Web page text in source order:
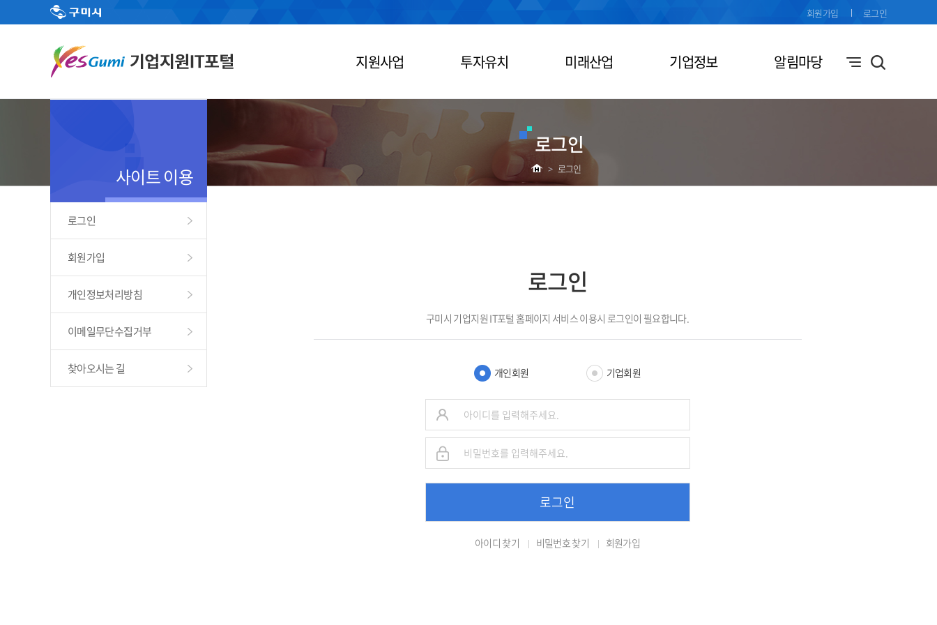
지원사업 투자유치 미래산업 기업정보 알림마당
회원가입 로그인
로그인
> 로그인
사이트 이용
로그인
회원가입
개인정보처리방침
이메일무단수집거부
찾아오시는 길
로그인
구미시 기업지원 IT포털 홈페이지 서비스 이용시 로그인이 필요합니다.
개인회원 기업회원
로그인
아이디 찾기 비밀번호 찾기 회원가입